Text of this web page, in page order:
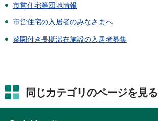
市営住宅等団地情報
市営住宅の入居者のみなさまへ
菜園付き長期滞在施設の入居者募集
同じカテゴリのページを見る